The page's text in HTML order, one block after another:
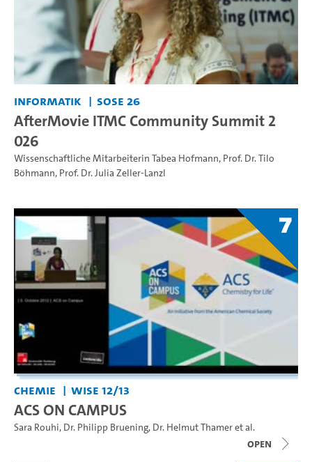
Informatik SoSe 26
AfterMovie ITMC Community Summit 2
026
Wissenschaftliche Mitarbeiterin Tabea Hofmann, Prof. Dr. Tilo
Böhmann, Prof. Dr. Julia Zeller-Lanzl
7
Chemie WiSe 12/13
ACS ON CAMPUS
Sara Rouhi, Dr. Philipp Bruening, Dr. Helmut Thameret al.
open